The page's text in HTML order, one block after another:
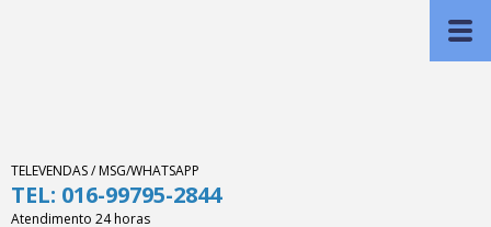
TELEVENDAS / MSG/WHATSAPP
TEL: 016-99795-2844
Atendimento 24 horas